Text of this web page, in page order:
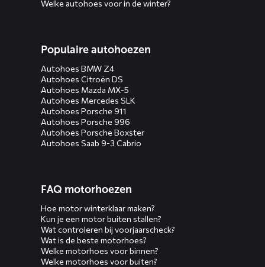
Welke autohoes voor in de winter?
Populaire autohoezen
Autohoes BMW Z4
Autohoes Citroën DS
Autohoes Mazda MX-5
Autohoes Mercedes SLK
Autohoes Porsche 911
Autohoes Porsche 996
Autohoes Porsche Boxster
Autohoes Saab 9-3 Cabrio
FAQ motorhoezen
Hoe motor winterklaar maken?
Kun je een motor buiten stallen?
Wat controleren bij voorjaarscheck?
Wat is de beste motorhoes?
Welke motorhoes voor binnen?
Welke motorhoes voor buiten?